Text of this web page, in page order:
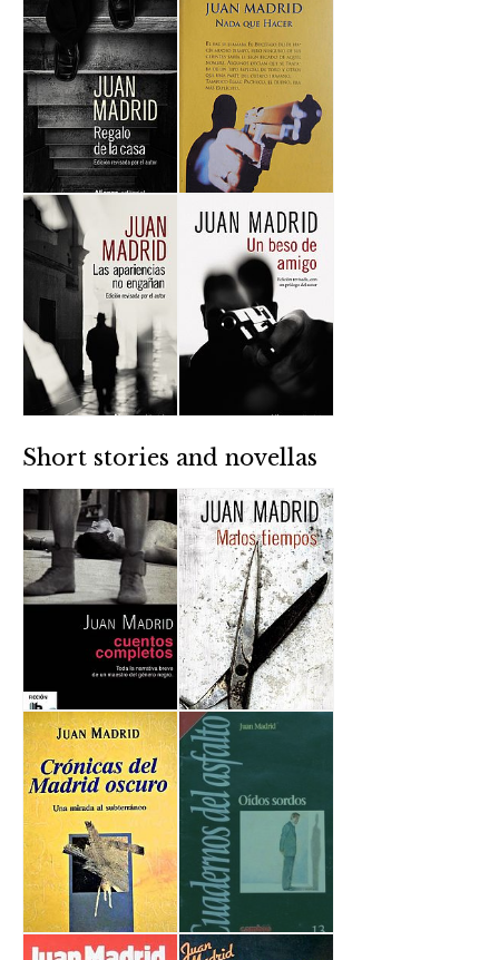
Short stories and novellas